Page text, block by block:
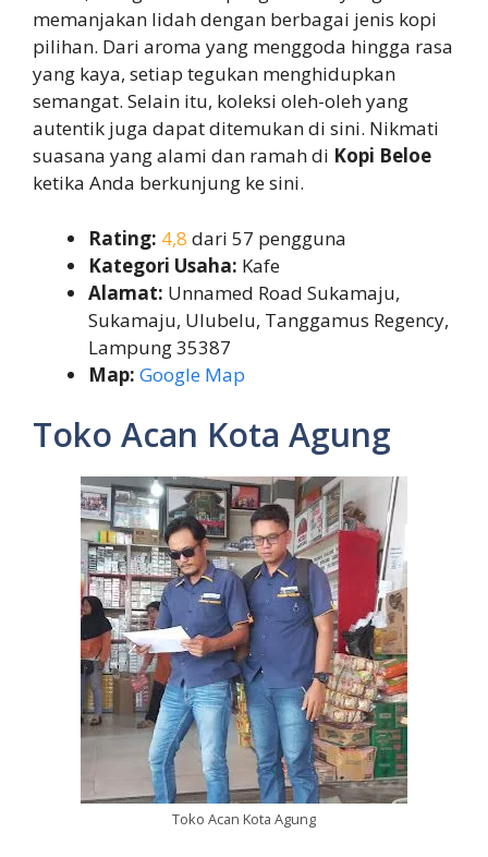
memanjakan lidah dengan berbagai jenis kopi
pilihan. Dari aroma yang menggoda hingga rasa
yang kaya, setiap tegukan menghidupkan
semangat. Selain itu, koleksi oleh-oleh yang
autentik juga dapat ditemukan di sini. Nikmati
suasana yang alami dan ramah di Kopi Beloe
ketika Anda berkunjung ke sini.
Rating: 4,8 dari 57 pengguna
Kategori Usaha: Kafe
Alamat: Unnamed Road Sukamaju,
Sukamaju, Ulubelu, Tanggamus Regency,
Lampung 35387
Map: Google Map
Toko Acan Kota Agung
Toko Acan Kota Agung